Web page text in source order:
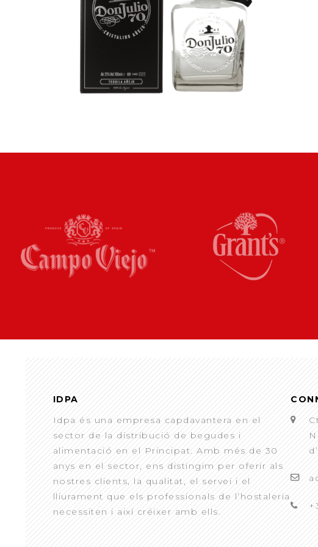
IDPA
Idpa és una empresa capdavantera en el
sector de la distribució de begudes i
alimentació en el Principat. Amb més de 30
anys en el sector, ens distingim per oferir als
nostres clients, la qualitat, el servei i el
lliurament que els professionals de l’hostaleria
necessiten i així créixer amb ells.